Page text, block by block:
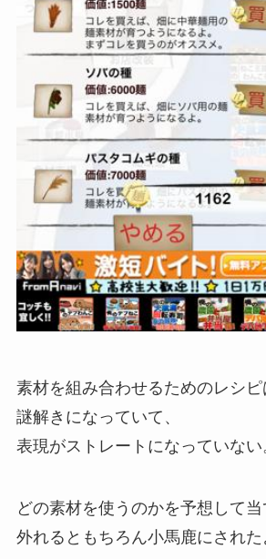
素材を組み合わせるためのレシ
謎解きになっていて、
表現がストレートになっていない
どの素材を使うのかを予想して当
外れるともちろん小馬鹿にされた